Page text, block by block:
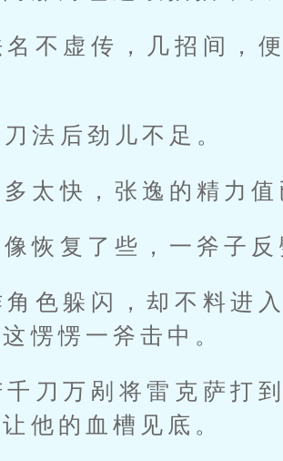
不虚传，几招间，
法后劲儿不足。
太快，张逸的精力值
恢复了些，一斧子反
色躲闪，却不料进
愣愣一斧击中。
刀万剐将雷克萨打
他的血槽见底。